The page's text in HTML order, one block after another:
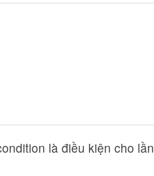
là điều kiện cho lần